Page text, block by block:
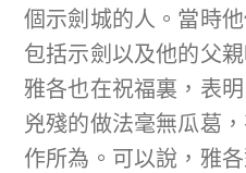
個示劍城的人。當時
包括示劍以及他的父
雅各也在祝福裏，表
兇殘的做法毫無瓜葛
作所為。可以說，雅